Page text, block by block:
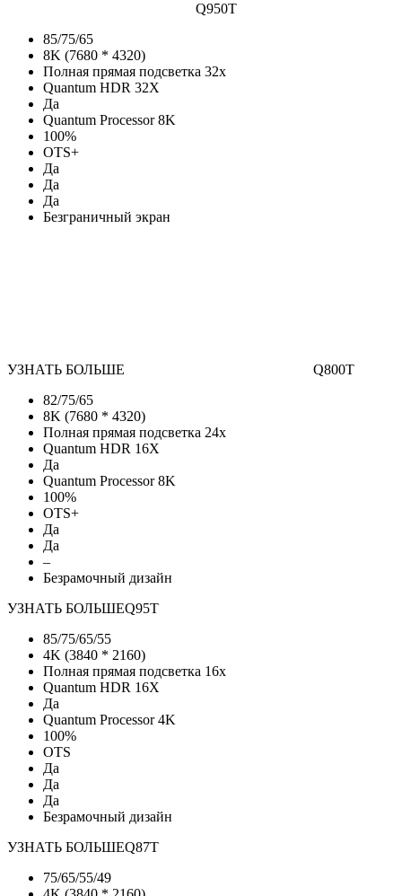
Q950T
85/75/65
8K (7680 * 4320)
Полная прямая подсветка 32х
Quantum HDR 32X
Да
Quantum Processor 8K
100%
OTS+
Да
Да
Да
Безграничный экран
УЗНАТЬ БОЛЬШЕ
Q800T
82/75/65
8K (7680 * 4320)
Полная прямая подсветка 24х
Quantum HDR 16X
Да
Quantum Processor 8K
100%
OTS+
Да
Да
–
Безрамочный дизайн
УЗНАТЬ БОЛЬШЕQ95T
85/75/65/55
4K (3840 * 2160)
Полная прямая подсветка 16х
Quantum HDR 16X
Да
Quantum Processor 4K
100%
OTS
Да
Да
Да
Безрамочный дизайн
УЗНАТЬ БОЛЬШЕQ87T
75/65/55/49